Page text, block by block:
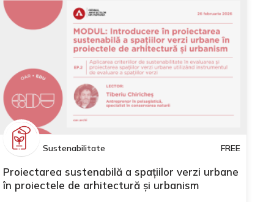
Sustenabilitate FREE
Proiectarea sustenabilă a spațiilor verzi urbane
în proiectele de arhitectură și urbanism